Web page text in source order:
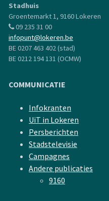
Stadhuis
Groentemarkt 1, 9160 Lokeren
09 235 31 00
infopunt@lokeren.be
BE 0207 463 402 (stad)
BE 0212 194 131 (OCMW)
COMMUNICATIE
Infokranten
UiT in Lokeren
Persberichten
Stadstelevisie
Campagnes
Andere publicaties
9160